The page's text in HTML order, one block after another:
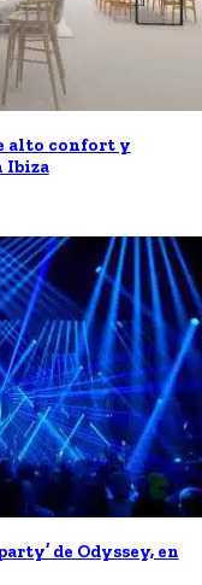
alto confort y
Ibiza
de Odyssey, en